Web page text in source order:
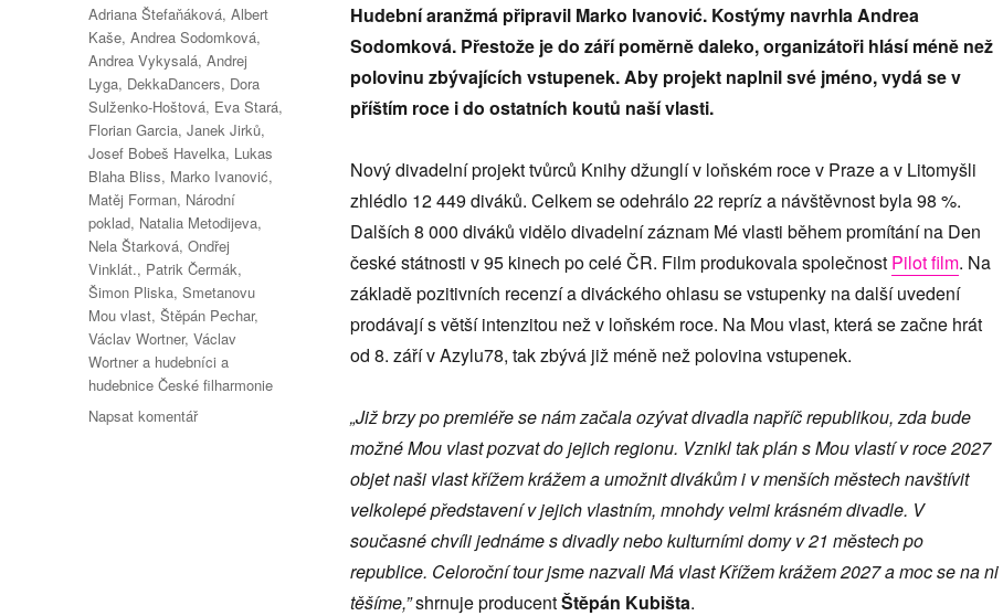
Hudební aranžmá připravil Marko Ivanović. Kostýmy navrhla Andrea
Sodomková. Přestože je do září poměrně daleko, organizátoři hlásí méně než
polovinu zbývajících vstupenek. Aby projekt naplnil své jméno, vydá se v
příštím roce i do ostatních koutů naší vlasti.
Nový divadelní projekt tvůrců Knihy džunglí v loňském roce v Praze a v Litomyšli
zhlédlo 12 449 diváků. Celkem se odehrálo 22 repríz a návštěvnost byla 98 %.
Dalších 8 000 diváků vidělo divadelní záznam Mé vlasti během promítání na Den
české státnosti v 95 kinech po celé ČR. Film produkovala společnost Pilot film. Na
základě pozitivních recenzí a diváckého ohlasu se vstupenky na další uvedení
prodávají s větší intenzitou než v loňském roce. Na Mou vlast, která se začne hrát
od 8. září v Azylu78, tak zbývá již méně než polovina vstupenek.
„Již brzy po premiéře se nám začala ozývat divadla napříč republikou, zda bude
možné Mou vlast pozvat do jejich regionu. Vznikl tak plán s Mou vlastí v roce 2027
objet naši vlast křížem krážem a umožnit divákům i v menších městech navštívit
velkolepé představení v jejich vlastním, mnohdy velmi krásném divadle. V
současné chvíli jednáme s divadly nebo kulturními domy v 21 městech po
republice. Celoroční tour jsme nazvali Má vlast Křížem krážem 2027 a moc se na ni
těšíme,”shrnuje producentŠtěpán Kubišta.
Štítky:
Adriana Štefaňáková,Albert
Kaše,Andrea Sodomková,
Andrea Vykysalá,Andrej
Lyga, DekkaDancers, Dora
Sulženko-Hoštová, Eva Stará,
Florian Garcia,Janek Jirků,
Josef Bobeš Havelka, Lukas
Blaha Bliss, Marko Ivanović,
Matěj Forman, Národní
poklad, Natalia Metodijeva,
Nela Štarková,Ondřej
Vinklát., Patrik Čermák,
Šimon Pliska,Smetanovu
Mou vlast,Štěpán Pechar,
Václav Wortner,Václav
Wortner a hudebníci a
hudebnice České filharmonie
Napsat komentářpro